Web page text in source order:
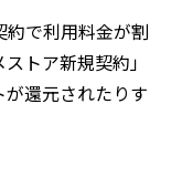
約で利用料金が割
トア新規契約」
還元されたりす